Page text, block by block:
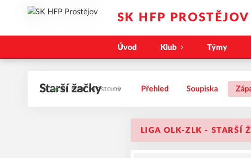
SK HFP PROSTĚJOV
Úvod Klub Týmy
Starší žačky Přehled Soupiska
LIGA OLK-ZLK - STARŠÍ